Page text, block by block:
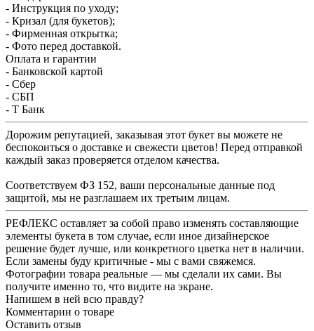
- Инструкция по уходу;
- Кризал (для букетов);
- Фирменная открытка;
- Фото перед доставкой.
Оплата и гарантии
- Банковской картой
- Сбер
- СБП
- Т Банк
Дорожим репутацией, заказывая этот букет вы можете не
беспокоиться о доставке и свежести цветов! Перед отправкой
каждый заказ проверяется отделом качества.
Соответствуем ФЗ 152, ваши персональные данные под
защитой, мы не разглашаем их третьим лицам.
РЕФЛЕКС оставляет за собой право изменять составляющие
элементы букета в том случае, если иное дизайнерское
решение будет лучше, или конкретного цветка нет в наличии.
Если замены буду критичные - мы с вами свяжемся.
Фотографии товара реальные — мы сделали их сами. Вы
получите именно то, что видите на экране.
Напишем в ней всю правду?
Комментарии о товаре
Оставить отзыв